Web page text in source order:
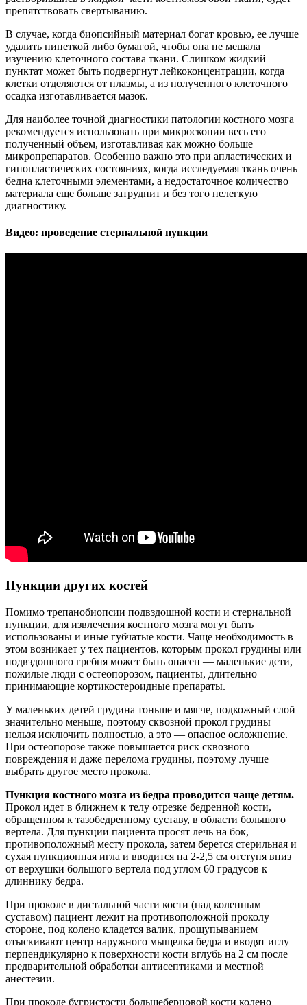
препятствовать свертыванию.
В случае, когда биопсийный материал богат кровью, ее лучше
удалить пипеткой либо бумагой, чтобы она не мешала
изучению клеточного состава ткани. Слишком жидкий
пунктат может быть подвергнут лейкоконцентрации, когда
клетки отделяются от плазмы, а из полученного клеточного
осадка изготавливается мазок.
Для наиболее точной диагностики патологии костного мозга
рекомендуется использовать при микроскопии весь его
полученный объем, изготавливая как можно больше
микропрепаратов. Особенно важно это при апластических и
гипопластических состояниях, когда исследуемая ткань очень
бедна клеточными элементами, а недостаточное количество
материала еще больше затруднит и без того нелегкую
диагностику.
Видео: проведение стернальной пункции
Пункции других костей
Помимо трепанобиопсии подвздошной кости и стернальной
пункции, для извлечения костного мозга могут быть
использованы и иные губчатые кости. Чаще необходимость в
этом возникает у тех пациентов, которым прокол грудины или
подвздошного гребня может быть опасен — маленькие дети,
пожилые люди с остеопорозом, пациенты, длительно
принимающие кортикостероидные препараты.
У маленьких детей грудина тоньше и мягче, подкожный слой
значительно меньше, поэтому сквозной прокол грудины
нельзя исключить полностью, а это — опасное осложнение.
При остеопорозе также повышается риск сквозного
повреждения и даже перелома грудины, поэтому лучше
выбрать другое место прокола.
Пункция костного мозга из бедра проводится чаще детям.
Прокол идет в ближнем к телу отрезке бедренной кости,
обращенном к тазобедренному суставу, в области большого
вертела. Для пункции пациента просят лечь на бок,
противоположный месту прокола, затем берется стерильная и
сухая пункционная игла и вводится на 2-2,5 см отступя вниз
от верхушки большого вертела под углом 60 градусов к
длиннику бедра.
При проколе в дистальной части кости (над коленным
суставом) пациент лежит на противоположной проколу
стороне, под колено кладется валик, прощупыванием
отыскивают центр наружного мыщелка бедра и вводят иглу
перпендикулярно к поверхности кости вглубь на 2 см после
предварительной обработки антисептиками и местной
анестезии.
При проколе бугристости большеберцовой кости колено